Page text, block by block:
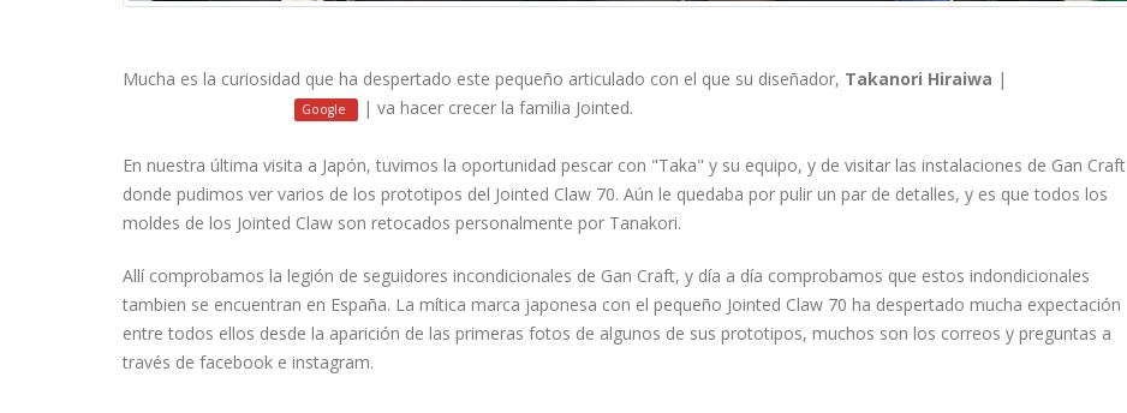
Mucha es la curiosidad que ha despertado este pequeño articulado con el que su diseñador, Takanori Hiraiwa |
Google | va hacer crecer la familia Jointed.
En nuestra última visita a Japón, tuvimos la oportunidad pescar con "Taka" y su equipo, y de visitar las instalaciones de Gan Craft
donde pudimos ver varios de los prototipos del Jointed Claw 70. Aún le quedaba por pulir un par de detalles, y es que todos los
moldes de los Jointed Claw son retocados personalmente por Tanakori.
Allí comprobamos la legión de seguidores incondicionales de Gan Craft, y día a día comprobamos que estos indondicionales
tambien se encuentran en España. La mítica marca japonesa con el pequeño Jointed Claw 70 ha despertado mucha expectación
entre todos ellos desde la aparición de las primeras fotos de algunos de sus prototipos, muchos son los correos y preguntas a
través de facebook e instagram.